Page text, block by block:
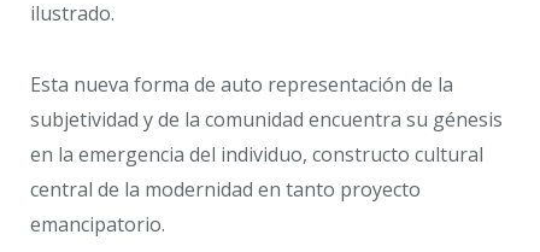
ilustrado.
Esta nueva forma de auto representación de la
subjetividad y de la comunidad encuentra su génesis
en la emergencia del individuo, constructo cultural
central de la modernidad en tanto proyecto
emancipatorio.